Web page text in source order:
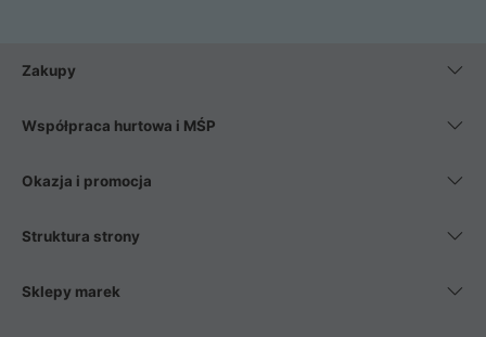
Zakupy
Współpraca hurtowa i MŚP
Okazja i promocja
Struktura strony
Sklepy marek